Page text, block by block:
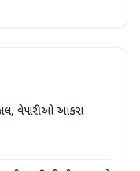
વેપારીઓ આકરા